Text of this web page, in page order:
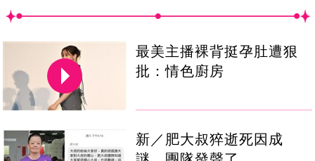
最美主播裸背挺孕肚遭狠
批：情色廚房
新／肥大叔猝逝死因成